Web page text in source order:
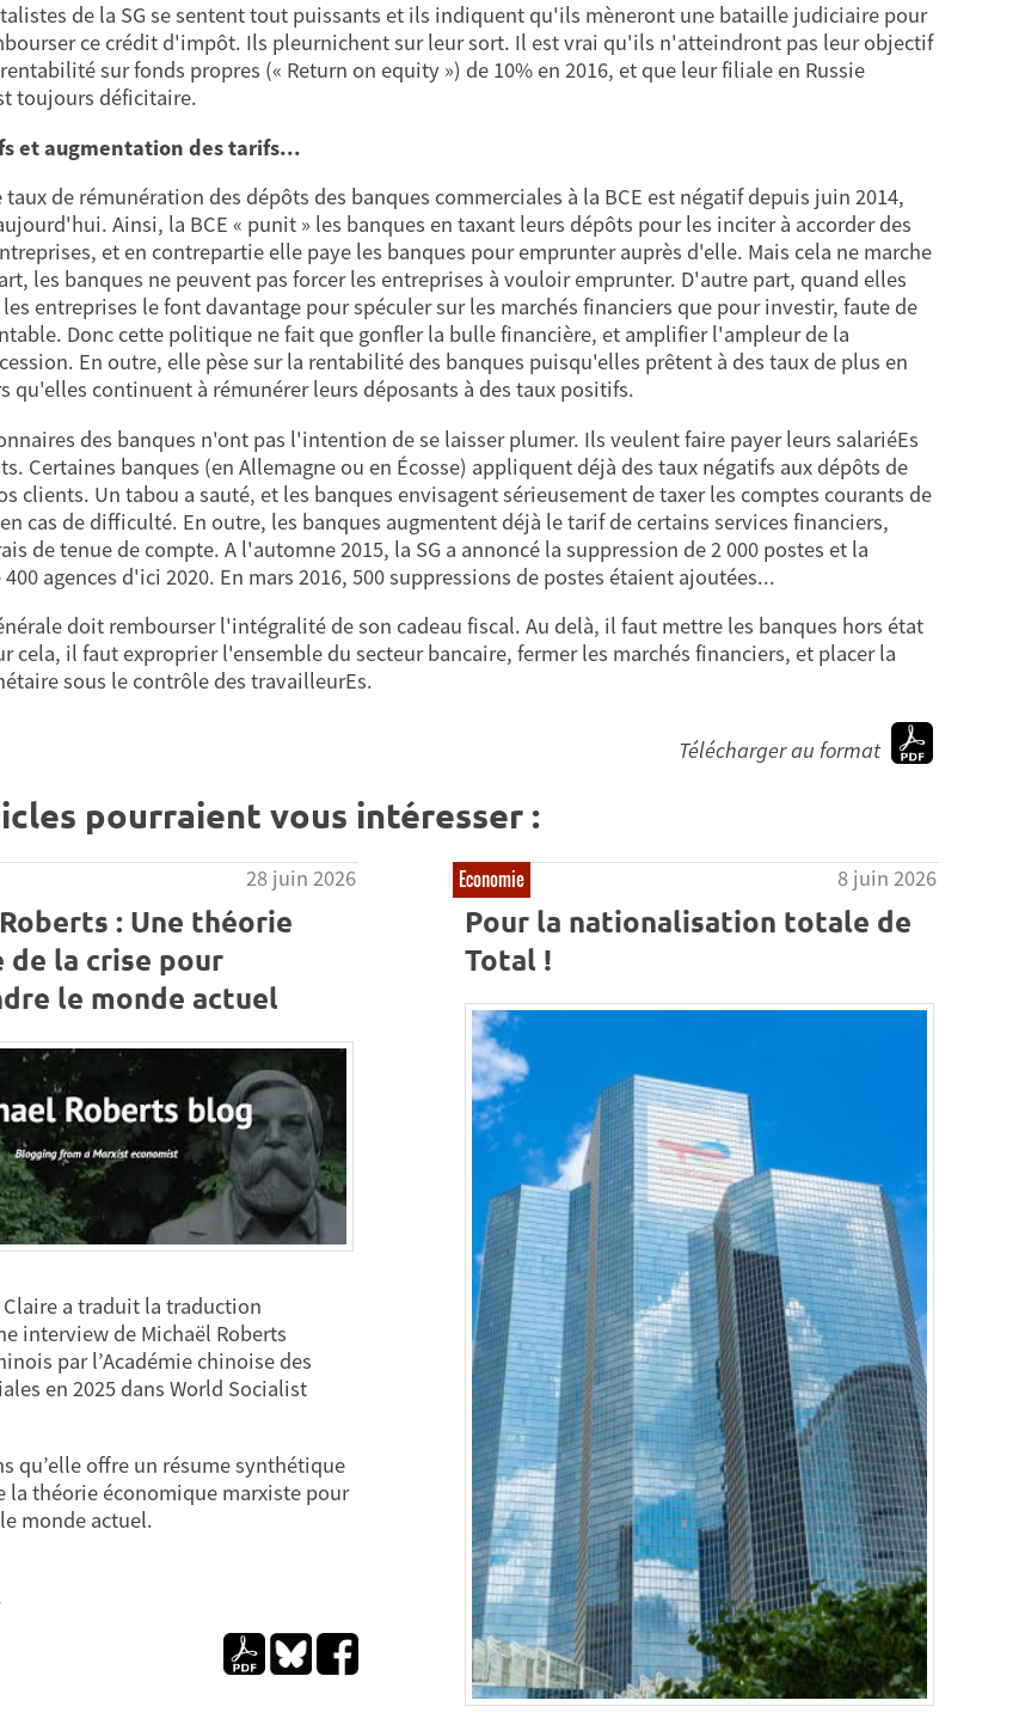
de la SG se sentent tout puissants et ils indiquent qu'ils mèneront une bataille judiciaire pour
ce crédit d'impôt. Ils pleurnichent sur leur sort. Il est vrai qu'ils n'atteindront pas leur objectif
sur fonds propres (« Return on equity ») de 10% en 2016, et que leur filiale en Russie
toujours déficitaire.
et augmentation des tarifs...
de rémunération des dépôts des banques commerciales à la BCE est négatif depuis juin 2014,
Ainsi, la BCE « punit » les banques en taxant leurs dépôts pour les inciter à accorder des
et en contrepartie elle paye les banques pour emprunter auprès d'elle. Mais cela ne marche
les banques ne peuvent pas forcer les entreprises à vouloir emprunter. D'autre part, quand elles
entreprises le font davantage pour spéculer sur les marchés financiers que pour investir, faute de
Donc cette politique ne fait que gonfler la bulle financière, et amplifier l'ampleur de la
En outre, elle pèse sur la rentabilité des banques puisqu'elles prêtent à des taux de plus en
qu'elles continuent à rémunérer leurs déposants à des taux positifs.
des banques n'ont pas l'intention de se laisser plumer. Ils veulent faire payer leurs salariéEs
Certaines banques (en Allemagne ou en Écosse) appliquent déjà des taux négatifs aux dépôts de
clients. Un tabou a sauté, et les banques envisagent sérieusement de taxer les comptes courants de
cas de difficulté. En outre, les banques augmentent déjà le tarif de certains services financiers,
de tenue de compte. A l'automne 2015, la SG a annoncé la suppression de 2 000 postes et la
agences d'ici 2020. En mars 2016, 500 suppressions de postes étaient ajoutées...
doit rembourser l'intégralité de son cadeau fiscal. Au delà, il faut mettre les banques hors état
cela, il faut exproprier l'ensemble du secteur bancaire, fermer les marchés financiers, et placer la
sous le contrôle des travailleurEs.
Télécharger au format
pourraient vous intéresser :
28 juin 2026
: Une théorie
de la crise pour
le monde actuel
Claire a traduit la traduction
interview de Michaël Roberts
par l’Académie chinoise des
en 2025 dans World Socialist
qu’elle offre un résume synthétique
la théorie économique marxiste pour
monde actuel.
Economie 8 juin 2026
Pour la nationalisation totale de
Total !